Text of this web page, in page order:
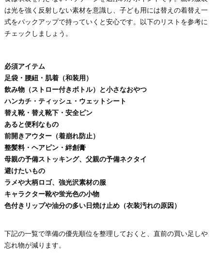
は光を強く反射しない素材を意識し、子ども用には替えの着替え一
式をバックアップで持っていくと安心です。以下のリストを参考に
チェックしましょう。
必須アイテム
足袋・腰紐・肌着（和装用）
飲み物（ストロー付きボトル）と小さなおやつ
ハンカチ・ティッシュ・ウェットシート
替え靴・替え靴下・安全ピン
あると便利なもの
前開きアウター（着崩れ防止）
整髪料・ヘアピン・絆創膏
母親の予備ストッキング、父親の予備ネクタイ
避けたいもの
ラメや大柄ロゴ、強光沢素材の服
キャラクター靴や蛍光色の小物
色付きリップや油分の多い日焼け止め（衣装汚れの原因）
下記の一覧で準備の優先順位を整理しておくと、直前の買い足しや
忘れ物が減ります。